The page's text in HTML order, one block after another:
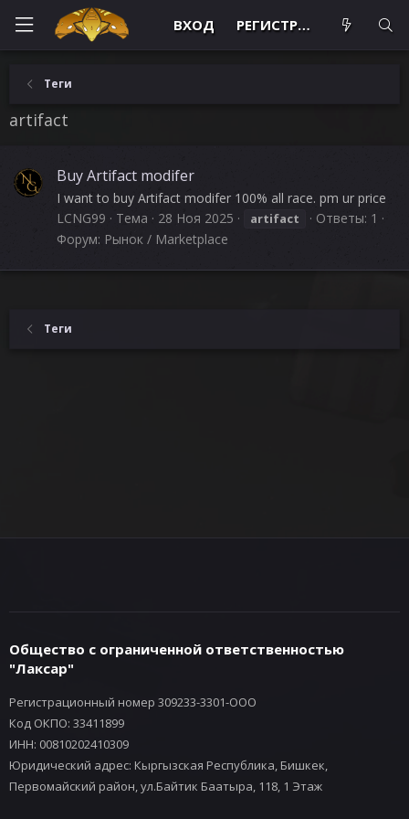
ВХОД РЕГИСТРАЦИЯ
Теги
artifact
Buy Artifact modifer
I want to buy Artifact modifer 100% all race. pm ur price
LCNG99
Тема 28 Ноя 2025 artifact
Ответы: 1
Форум: Рынок / Marketplace
Теги
Общество с ограниченной ответственностью
"Лаксар"
Регистрационный номер 309233-3301-ООО
Код ОКПО: 33411899
ИНН: 00810202410309
Юридический адрес: Кыргызская Республика, Бишкек,
Первомайский район, ул.Байтик Баатыра, 118, 1 Этаж